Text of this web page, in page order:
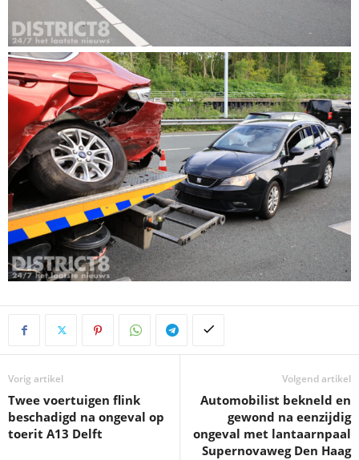
Vorig artikel
Twee voertuigen flink
beschadigd na ongeval op
toerit A13 Delft
Volgend artikel
Automobilist bekneld en
gewond na eenzijdig
ongeval met lantaarnpaal
Supernovaweg Den Haag